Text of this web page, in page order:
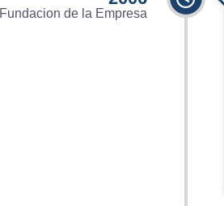
Fundacion de la Empresa